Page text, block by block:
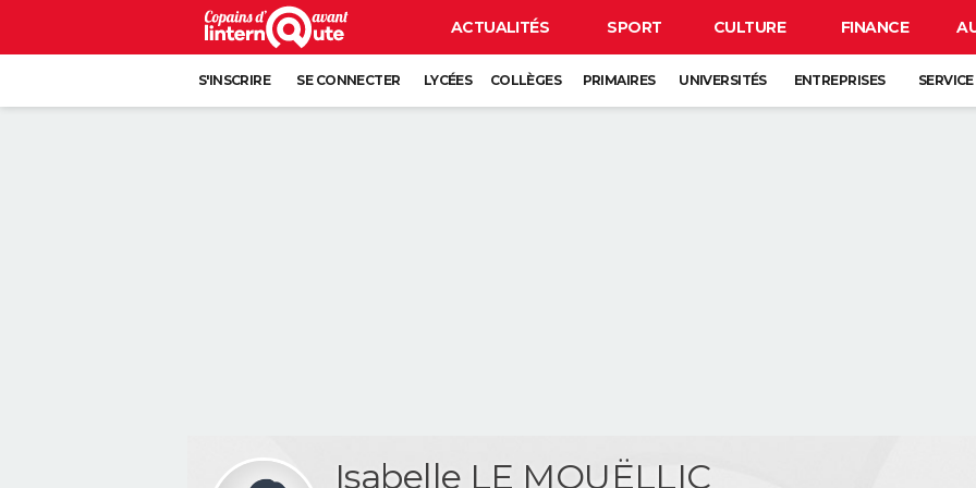
ACTUALITÉS SPORT CULTURE FINANCE
S'INSCRIRE SE CONNECTER LYCÉES COLLÈGES PRIMAIRES UNIVERSITÉS ENTREPRISES
Isabelle LE MOUËLLIC